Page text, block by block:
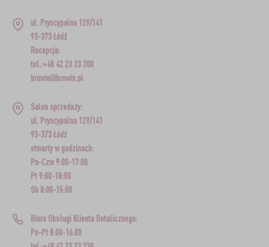
ul. Pryncypalna 129/141
93-373 Łódź
Recepcja:
tel.:+48 42 23 23 200
browin@browin.pl
Salon sprzedaży:
ul. Pryncypalna 129/141
93-373 Łódź
otwarty w godzinach:
Pn-Czw 9:00-17:00
Pt 9:00-18:00
Sb 8:00-15:00
Biuro Obsługi Klienta Detalicznego:
Pn-Pt 8:00-16:00